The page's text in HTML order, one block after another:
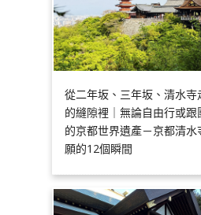
從二年坂、三年坂、清水寺
的縫隙裡｜無論自由行或跟
的京都世界遺產－京都清
願的12個瞬間